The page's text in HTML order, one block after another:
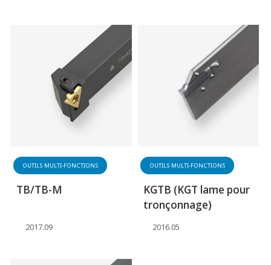
OUTILS MULTI-FONCTIONS
TB/TB-M
2017.09
OUTILS MULTI-FONCTIONS
KGTB (KGT lame pour
tronçonnage)
2016.05